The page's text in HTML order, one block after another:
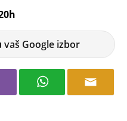
vaš Google izbor